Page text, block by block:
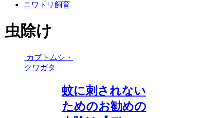
ニワトリ飼育
虫除け
カブトムシ・
クワガタ
蚊に刺されない
ためのお勧めの